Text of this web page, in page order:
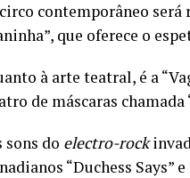
contemporâneo será
que oferece o
à arte teatral, é a
de máscaras chamada
sons do electro-rock
“Duchess Says”